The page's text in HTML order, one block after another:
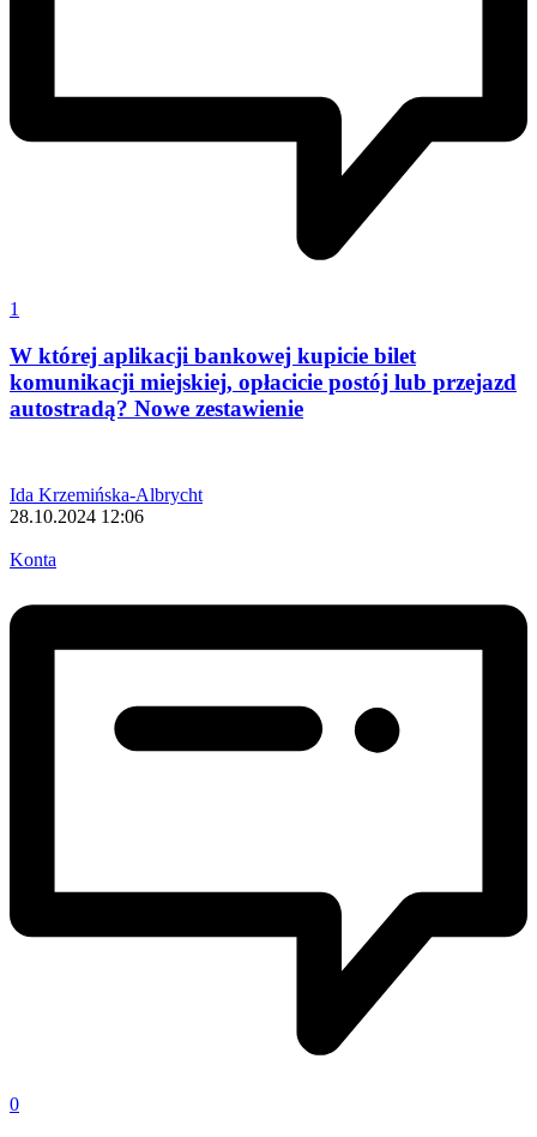
1
W której aplikacji bankowej kupicie bilet
komunikacji miejskiej, opłacicie postój lub przejazd
autostradą? Nowe zestawienie
Ida Krzemińska-Albrycht
28.10.2024 12:06
Konta
0